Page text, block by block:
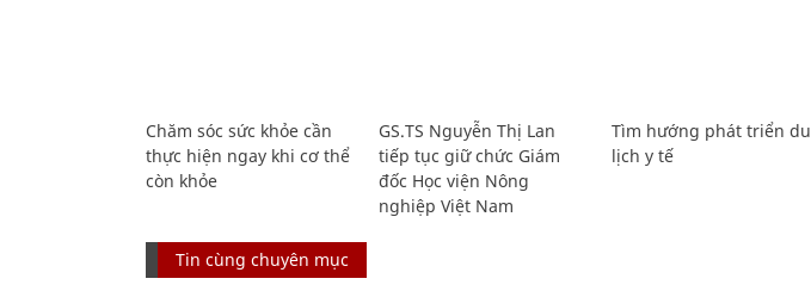
Chăm sóc sức khỏe cần
thực hiện ngay khi cơ thể
còn khỏe
GS.TS Nguyễn Thị Lan
tiếp tục giữ chức Giám
đốc Học viện Nông
nghiệp Việt Nam
Tìm hướng phát triển du
lịch y tế
Tin cùng chuyên mục